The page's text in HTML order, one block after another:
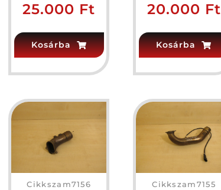
25.000 Ft
Kosárba
20.000 Ft
Kosárba
Cikkszam7156 Cikkszam7155